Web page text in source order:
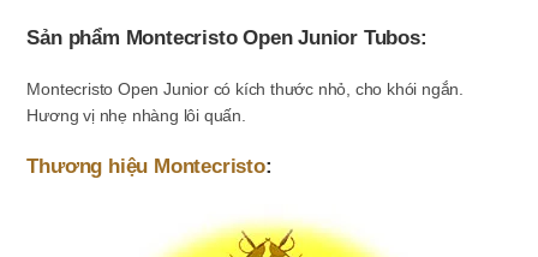
Sản phẩm Montecristo Open Junior Tubos:
Montecristo Open Junior có kích thước nhỏ, cho khói ngắn.
Hương vị nhẹ nhàng lôi quấn.
Thương hiệu Montecristo: